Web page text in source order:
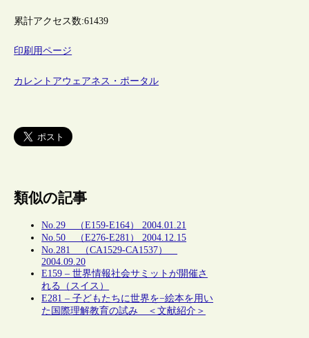
累計アクセス数:61439
印刷用ページ
カレントアウェアネス・ポータル
類似の記事
No.29 （E159-E164） 2004.01.21
No.50 （E276-E281） 2004.12.15
No.281 （CA1529-CA1537）
2004.09.20
E159 – 世界情報社会サミットが開催さ
れる（スイス）
E281 – 子どもたちに世界を−絵本を用い
た国際理解教育の試み ＜文献紹介＞